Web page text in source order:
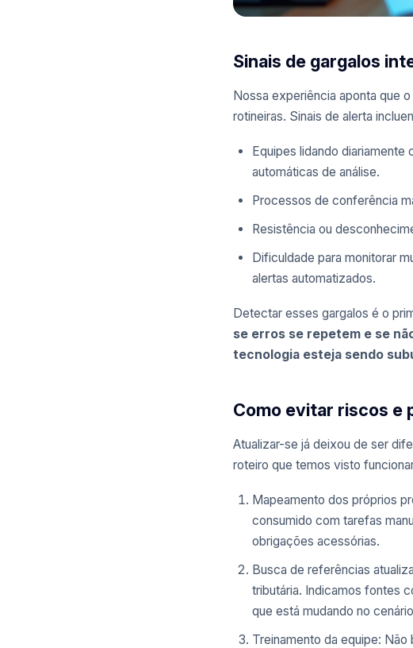
Sinais de gargalos
Nossa experiência aponta que
rotineiras. Sinais de alerta
Equipes lidando
automáticas de análise.
Processos de conferência
Resistência ou
Dificuldade para monitorar
alertas automatizados.
Detectar esses gargalos é o
se erros se repetem e se
tecnologia esteja sendo
Como evitar riscos e
Atualizar-se já deixou de ser
roteiro que temos visto
Mapeamento dos próprios
consumido com tarefas
obrigações acessórias.
Busca de referências
tributária. Indicamos fontes
que está mudando no
Treinamento da equipe: